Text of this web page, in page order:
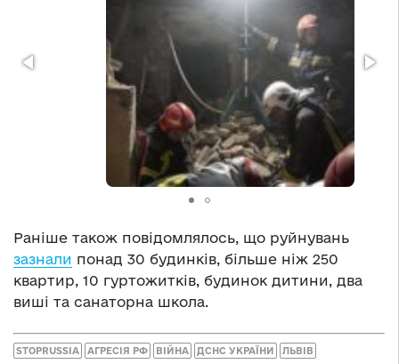
Раніше також повідомлялось, що руйнувань
зазнали понад 30 будинків, більше ніж 250
квартир, 10 гуртожитків, будинок дитини, два
виші та санаторна школа.
STOPRUSSIA АГРЕСІЯ РФ ВІЙНА ДСНС УКРАЇНИ ЛЬВІВ